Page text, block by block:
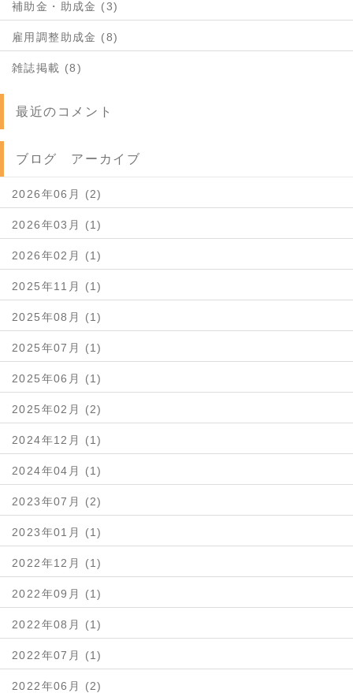
補助金・助成金 (3)
雇用調整助成金 (8)
雑誌掲載 (8)
最近のコメント
ブログ アーカイブ
2026年06月 (2)
2026年03月 (1)
2026年02月 (1)
2025年11月 (1)
2025年08月 (1)
2025年07月 (1)
2025年06月 (1)
2025年02月 (2)
2024年12月 (1)
2024年04月 (1)
2023年07月 (2)
2023年01月 (1)
2022年12月 (1)
2022年09月 (1)
2022年08月 (1)
2022年07月 (1)
2022年06月 (2)